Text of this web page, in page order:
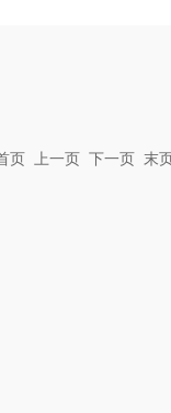
页 上一页 下一页 末